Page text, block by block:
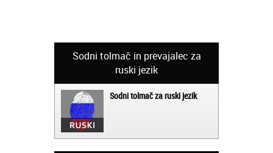
Sodni tolmač in prevajalec za
ruski jezik
Sodni tolmač za ruski jezik